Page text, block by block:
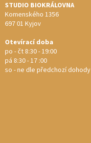
STUDIO BIOKRÁLOVNA
Komenského 1356
697 01 Kyjov
Otevírací doba
po - čt 8:30 - 19:00
pá 8:30 - 17 :00
so - ne dle předchozí dohody